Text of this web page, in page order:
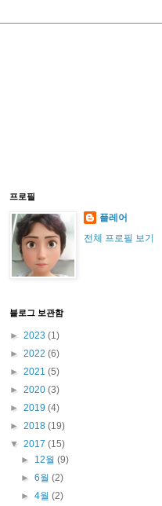
프로필
플레어
전체 프로필 보기
블로그 보관함
► 2023 (1)
► 2022 (6)
► 2021 (5)
► 2020 (3)
► 2019 (4)
► 2018 (19)
▼ 2017 (15)
► 12월(9)
►6월(2)
►4월(2)